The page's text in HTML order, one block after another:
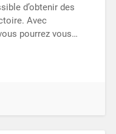
d’obtenir des
Avec
pourrez vous…